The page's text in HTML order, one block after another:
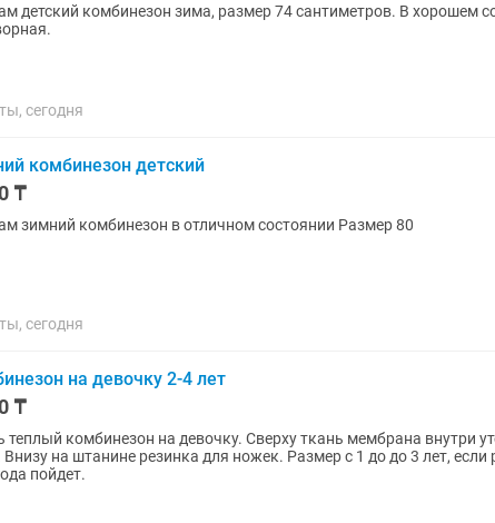
детский комбинезон зима, размер 74 сантиметров. В хорошем
сегодня
комбинезон детский
₸
Продам зимний комбинезон в отличном состоянии Размер 80
сегодня
на девочку 2-4 лет
₸
теплый комбинезон на девочку. Сверху ткань мембрана внутри
на штанине резинка для ножек. Размер с 1 до до 3 лет, если
пойдет.